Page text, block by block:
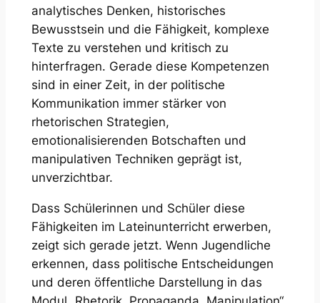
analytisches Denken, historisches
Bewusstsein und die Fähigkeit, komplexe
Texte zu verstehen und kritisch zu
hinterfragen. Gerade diese Kompetenzen
sind in einer Zeit, in der politische
Kommunikation immer stärker von
rhetorischen Strategien,
emotionalisierenden Botschaften und
manipulativen Techniken geprägt ist,
unverzichtbar.
Dass Schülerinnen und Schüler diese
Fähigkeiten im Lateinunterricht erwerben,
zeigt sich gerade jetzt. Wenn Jugendliche
erkennen, dass politische Entscheidungen
und deren öffentliche Darstellung in das